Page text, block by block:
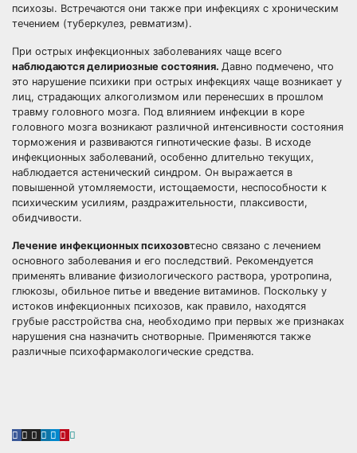
психозы. Встречаются они также при инфекциях с хроническим
течением (туберкулез, ревматизм).
При острых инфекционных заболеваниях чаще всего
наблюдаются делириозные состояния. Давно подмечено, что
это нарушение психики при острых инфекциях чаще возникает у
лиц, страдающих алкоголизмом или перенесших в прошлом
травму головного мозга. Под влиянием инфекции в коре
головного мозга возникают различной интенсивности состояния
торможения и развиваются гипнотические фазы. В исходе
инфекционных заболеваний, особенно длительно текущих,
наблюдается астенический синдром. Он выражается в
повышенной утомляемости, истощаемости, неспособности к
психическим усилиям, раздражительности, плаксивости,
обидчивости.
Лечение инфекционных психозовтесно связано с лечением
основного заболевания и его последствий. Рекомендуется
применять вливание физиологического раствора, уротропина,
глюкозы, обильное питье и введение витаминов. Поскольку у
истоков инфекционных психозов, как правило, находятся
грубые расстройства сна, необходимо при первых же признаках
нарушения сна назначить снотворные. Применяются также
различные психофармакологические средства.